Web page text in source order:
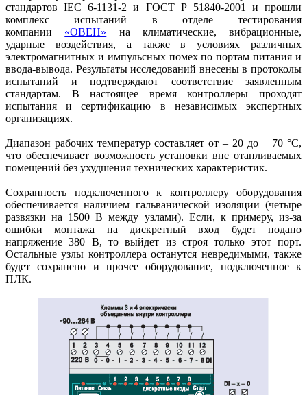
стандартов IEC 6-1131-2 и ГОСТ Р 51840-2001 и прошли
комплекс испытаний в отделе тестирования
компании «ОВЕН» на климатические, вибрационные,
ударные воздействия, а также в условиях различных
электромагнитных и импульсных помех по портам питания и
ввода-вывода. Результаты исследований внесены в протоколы
испытаний и подтверждают соответствие заявленным
стандартам. В настоящее время контроллеры проходят
испытания и сертификацию в независимых экспертных
организациях.
Диапазон рабочих температур составляет от – 20 до + 70 °С,
что обеспечивает возможность установки вне отапливаемых
помещений без ухудшения технических характеристик.
Сохранность подключенного к контроллеру оборудования
обеспечивается наличием гальванической изоляции (четыре
развязки на 1500 В между узлами). Если, к примеру, из-за
ошибки монтажа на дискретный вход будет подано
напряжение 380 В, то выйдет из строя только этот порт.
Остальные узлы контроллера останутся невредимыми, также
будет сохранено и прочее оборудование, подключенное к
ПЛК.